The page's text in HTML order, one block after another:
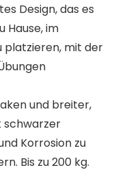
Design, das es
Hause, im
platzieren, mit der
und breiter,
schwarzer
Korrosion zu
Bis zu 200 kg.